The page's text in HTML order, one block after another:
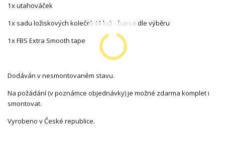
1x utahováček
1x sadu ložiskových koleček (4 ks) - barva dle výběru
1x FBS Extra Smooth tape
Dodáván v nesmontovaném stavu.
Na požádání (v poznámce objednávky) je možné zdarma komplet i
smontovat.
Vyrobeno v České republice.